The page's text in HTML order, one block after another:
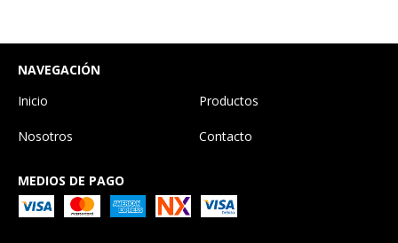
NAVEGACIÓN
Inicio
Productos
Nosotros Contacto
MEDIOS DE PAGO